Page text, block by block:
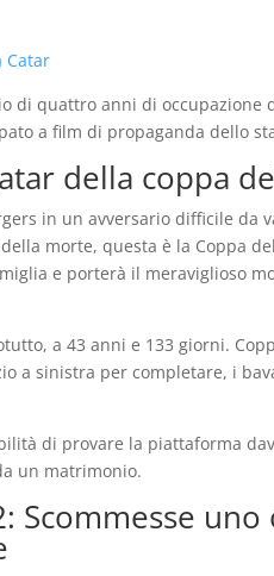
Catar
di quattro anni di occupazione
a film di propaganda dello
della coppa
in un avversario difficile da
morte, questa è la Coppa
e porterà il meraviglioso
a 43 anni e 133 giorni.
a sinistra per completare, i
di provare la piattaforma
un matrimonio.
Scommesse